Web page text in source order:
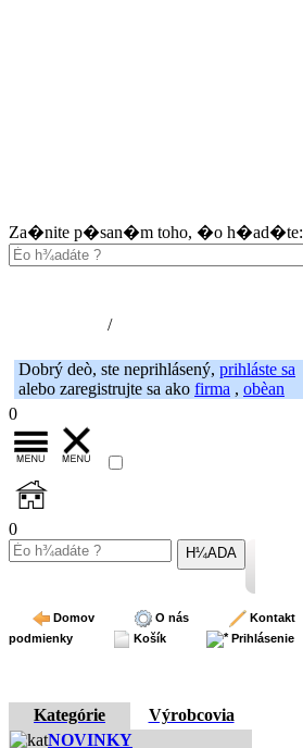
Za�nite p�san�m toho, �o h�ad�te:
/
Dobrý deò, ste neprihlásený, prihláste sa
alebo zaregistrujte sa ako firma , obèan
0
0
Domov O nás Kontakt
podmienky
Košík Prihlásenie
Kategórie
Výrobcovia
NOVINKY